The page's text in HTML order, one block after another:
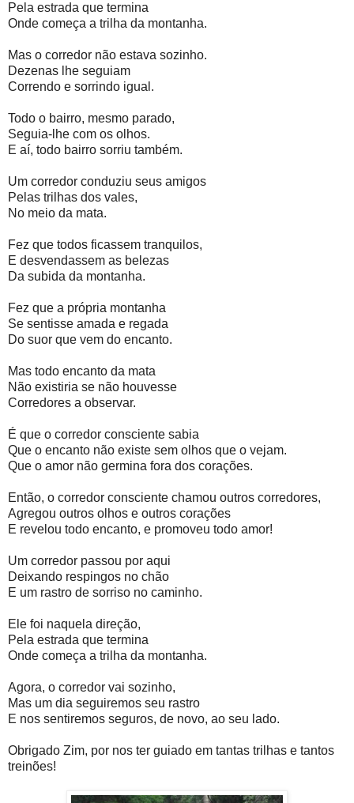
Pela estrada que termina
Onde começa a trilha da montanha.
Mas o corredor não estava sozinho.
Dezenas lhe seguiam
Correndo e sorrindo igual.
Todo o bairro, mesmo parado,
Seguia-lhe com os olhos.
E aí, todo bairro sorriu também.
Um corredor conduziu seus amigos
Pelas trilhas dos vales,
No meio da mata.
Fez que todos ficassem tranquilos,
E desvendassem as belezas
Da subida da montanha.
Fez que a própria montanha
Se sentisse amada e regada
Do suor que vem do encanto.
Mas todo encanto da mata
Não existiria se não houvesse
Corredores a observar.
É que o corredor consciente sabia
Que o encanto não existe sem olhos que o vejam.
Que o amor não germina fora dos corações.
Então, o corredor consciente chamou outros corredores,
Agregou outros olhos e outros corações
E revelou todo encanto, e promoveu todo amor!
Um corredor passou por aqui
Deixando respingos no chão
E um rastro de sorriso no caminho.
Ele foi naquela direção,
Pela estrada que termina
Onde começa a trilha da montanha.
Agora, o corredor vai sozinho,
Mas um dia seguiremos seu rastro
E nos sentiremos seguros, de novo, ao seu lado.
Obrigado Zim, por nos ter guiado em tantas trilhas e tantos
treinões!